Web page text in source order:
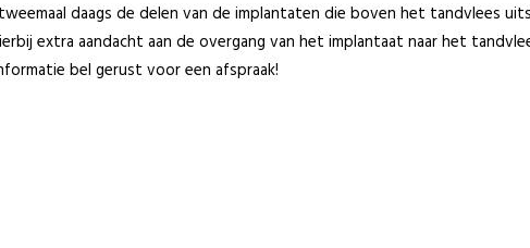
daags de delen van de implantaten die boven het tandvlees
extra aandacht aan de overgang van het implantaat naar het
bel gerust voor een afspraak!